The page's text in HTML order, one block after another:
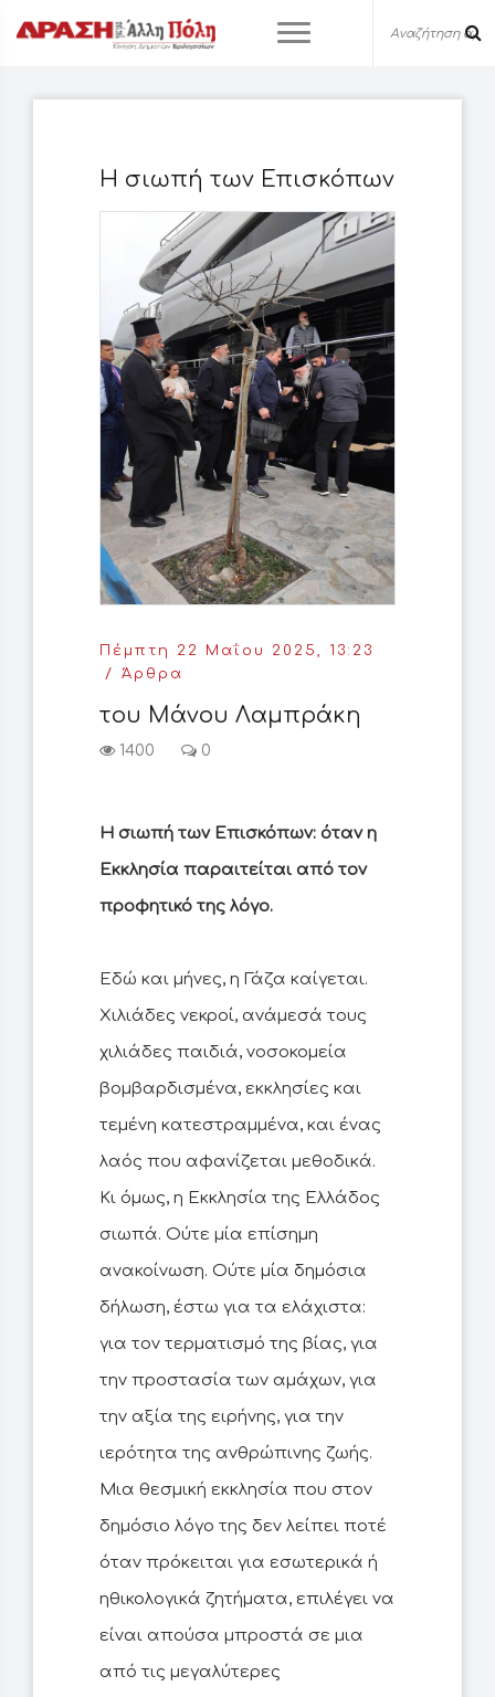
Η σιωπή των Επισκόπων
Πέμπτη 22 Μαΐου 2025, 13:23
Άρθρα
του Μάνου Λαμπράκη
1400 0
Η σιωπή των Επισκόπων: όταν η
Εκκλησία παραιτείται από τον
προφητικό της λόγο.
Εδώ και μήνες, η Γάζα καίγεται.
Χιλιάδες νεκροί, ανάμεσά τους
χιλιάδες παιδιά, νοσοκομεία
βομβαρδισμένα, εκκλησίες και
τεμένη κατεστραμμένα, και ένας
λαός που αφανίζεται μεθοδικά.
Κι όμως, η Εκκλησία της Ελλάδος
σιωπά. Ούτε μία επίσημη
ανακοίνωση. Ούτε μία δημόσια
δήλωση, έστω για τα ελάχιστα:
για τον τερματισμό της βίας, για
την προστασία των αμάχων, για
την αξία της ειρήνης, για την
ιερότητα της ανθρώπινης ζωής.
Μια θεσμική εκκλησία που στον
δημόσιο λόγο της δεν λείπει ποτέ
όταν πρόκειται για εσωτερικά ή
ηθικολογικά ζητήματα, επιλέγει να
είναι απούσα μπροστά σε μια
από τις μεγαλύτερες